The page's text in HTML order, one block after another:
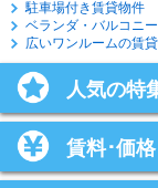
駐車場付き賃貸物件
ベランダ・バルコニ
広いワンルームの賃
人気の特
賃料･価格